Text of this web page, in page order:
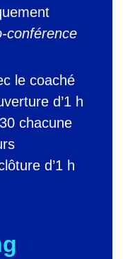
conférence
le coaché
d’1 h
chacune
d’1 h